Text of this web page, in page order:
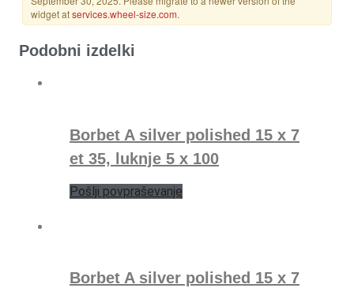
Podobni izdelki
Borbet A silver polished 15 x 7
et 35, luknje 5 x 100
Pošlji povpraševanje
Borbet A silver polished 15 x 7